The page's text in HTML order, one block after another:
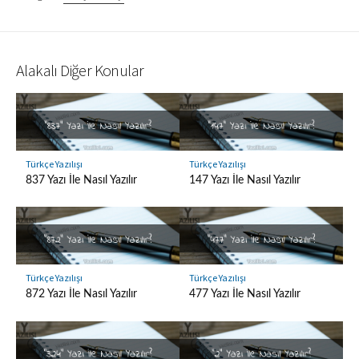
Alakalı Diğer Konular
Türkçe Yazılışı
837 Yazı İle Nasıl Yazılır
Türkçe Yazılışı
147 Yazı İle Nasıl Yazılır
Türkçe Yazılışı
872 Yazı İle Nasıl Yazılır
Türkçe Yazılışı
477 Yazı İle Nasıl Yazılır